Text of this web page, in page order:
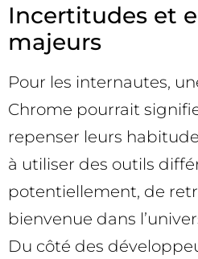
Incertitudes et
majeurs
Pour les internautes,
Chrome pourrait
repenser leurs
à utiliser des outils
potentiellement, de
bienvenue dans
Du côté des